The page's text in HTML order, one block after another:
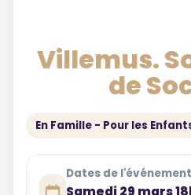
Villemus.
de
En Famille - Pour les
Dates de l'événement
Samedi 29 mars